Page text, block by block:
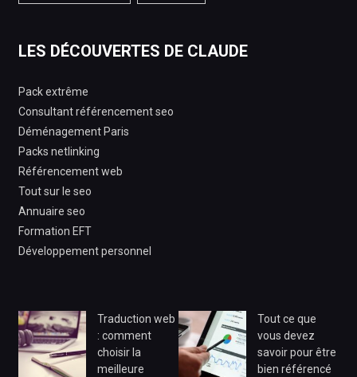
LES DÉCOUVERTES DE CLAUDE
Pack extrême
Consultant référencement seo
Déménagement Paris
Packs netlinking
Référencement web
Tout sur le seo
Annuaire seo
Formation EFT
Développement personnel
Traduction web
: comment
choisir la
meilleure
Tout ce que
vous devez
savoir pour être
bien référencé